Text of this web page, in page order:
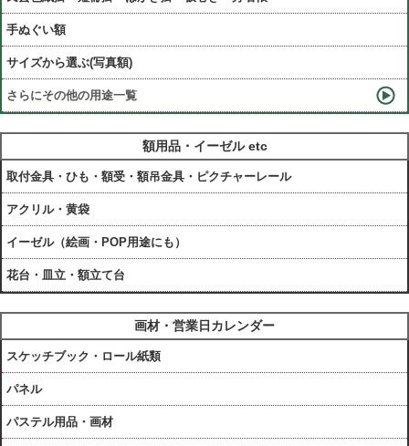
手ぬぐい額
サイズから選ぶ(写真額)
さらにその他の用途一覧
額用品・イーゼル etc
取付金具・ひも・額受・額吊金具・ピクチャーレール
アクリル・黄袋
イーゼル（絵画・POP用途にも）
花台・皿立・額立て台
画材・営業日カレンダー
スケッチブック・ロール紙類
パネル
パステル用品・画材